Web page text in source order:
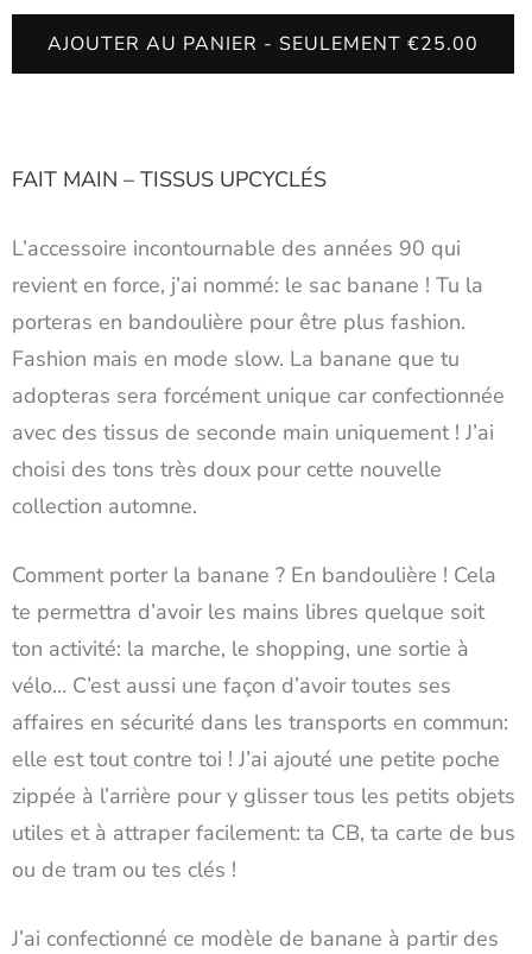
AJOUTER AU PANIER - SEULEMENT €25.00
FAIT MAIN – TISSUS UPCYCLÉS
L’accessoire incontournable des années 90 qui
revient en force, j’ai nommé: le sac banane ! Tu la
porteras en bandoulière pour être plus fashion.
Fashion mais en mode slow. La banane que tu
adopteras sera forcément unique car confectionnée
avec des tissus de seconde main uniquement ! J’ai
choisi des tons très doux pour cette nouvelle
collection automne.
Comment porter la banane ? En bandoulière ! Cela
te permettra d’avoir les mains libres quelque soit
ton activité: la marche, le shopping, une sortie à
vélo… C’est aussi une façon d’avoir toutes ses
affaires en sécurité dans les transports en commun:
elle est tout contre toi ! J’ai ajouté une petite poche
zippée à l’arrière pour y glisser tous les petits objets
utiles et à attraper facilement: ta CB, ta carte de bus
ou de tram ou tes clés !
J’ai confectionné ce modèle de banane à partir des